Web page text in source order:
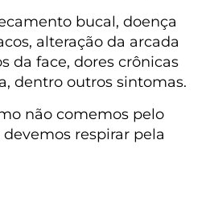
bucal, doença
alteração da arcada
da face, dores crônicas
dentro outros sintomas.
não comemos pelo
respirar pela